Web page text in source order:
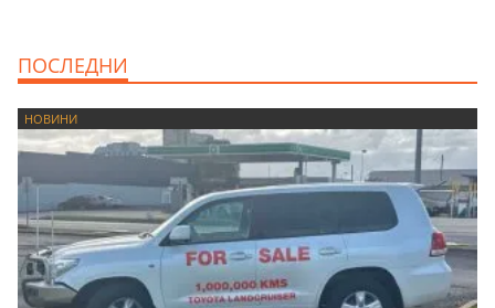
ПОСЛЕДНИ
НОВИНИ